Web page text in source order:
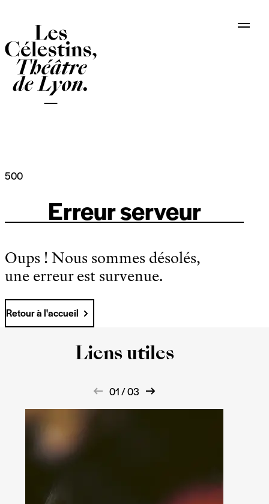
500
Erreur serveur
Oups ! Nous sommes désolés,
une erreur est survenue.
Retour à l'accueil
Liens utiles
01 / 03